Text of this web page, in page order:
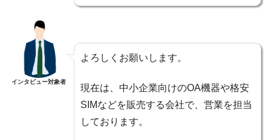
インタビュー対象者
よろしくお願いします。
現在は、中小企業向けのOA機器や格安
SIMなどを販売する会社で、営業を担当
しております。